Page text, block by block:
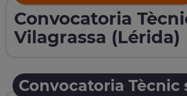
Convocatoria
Vilagrassa (Lérida)
Convocatoria